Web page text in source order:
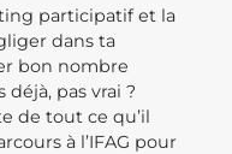
participatif et la
dans ta
bon nombre
déjà, pas vrai ?
de tout ce qu’il
à l’IFAG pour